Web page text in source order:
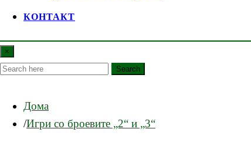
КОНТАКТ
×
Search
Дома
Игри со броевите „2“ и „3“